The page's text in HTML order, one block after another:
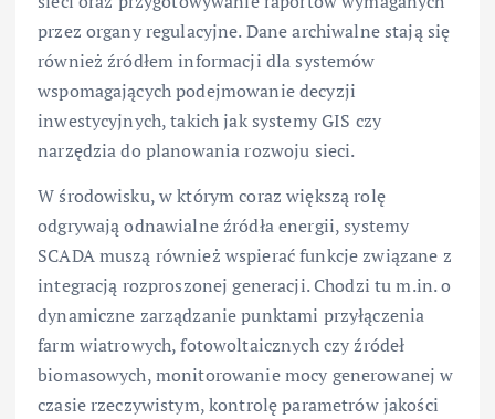
przez organy regulacyjne. Dane archiwalne stają się
również źródłem informacji dla systemów
wspomagających podejmowanie decyzji
inwestycyjnych, takich jak systemy GIS czy
narzędzia do planowania rozwoju sieci.
W środowisku, w którym coraz większą rolę
odgrywają odnawialne źródła energii, systemy
SCADA muszą również wspierać funkcje związane z
integracją rozproszonej generacji. Chodzi tu m.in. o
dynamiczne zarządzanie punktami przyłączenia
farm wiatrowych, fotowoltaicznych czy źródeł
biomasowych, monitorowanie mocy generowanej w
czasie rzeczywistym, kontrolę parametrów jakości